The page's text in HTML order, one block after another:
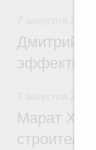
Дмитрий
Марат